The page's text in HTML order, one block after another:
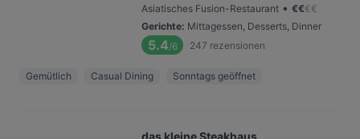
Asiatisches Fusion-Restaurant • €€€€
Gerichte: Mittagessen, Desserts, Dinner
5.4/6 247 rezensionen
Gemütlich Casual Dining Sonntags geöffnet
das kleine Steakhaus